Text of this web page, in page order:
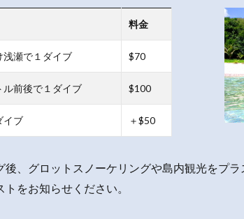
料金
浅瀬で１ダイブ $70
ル前後で１ダイブ $100
イブ ＋$50
後、グロットスノーケリングや島内観光をプラ
をお知らせください。